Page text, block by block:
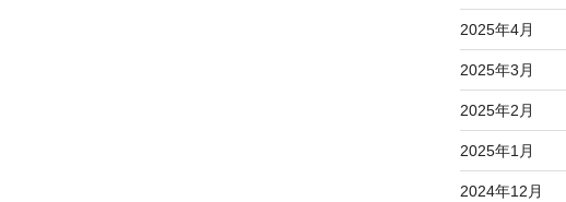
2025年4月
2025年3月
2025年2月
2025年1月
2024年12月